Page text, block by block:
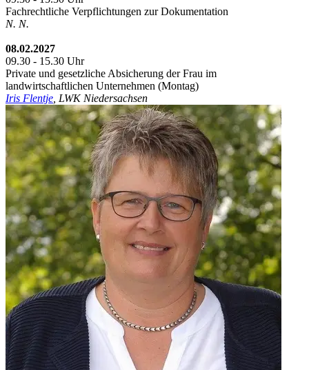
Fachrechtliche Verpflichtungen zur Dokumentation
N. N.
08.02.2027
09.30 - 15.30 Uhr
Private und gesetzliche Absicherung der Frau im
landwirtschaftlichen Unternehmen (Montag)
Iris Flentje , LWK Niedersachsen